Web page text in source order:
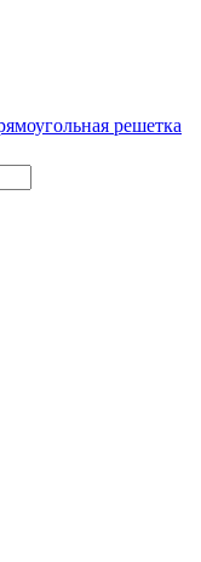
решетка